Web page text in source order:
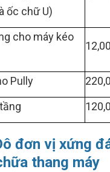
ốc chữ U)
cho máy kéo
Pully
đơn vị xứng
thang máy